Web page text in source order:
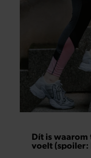
Dít is
voelt (spoiler: